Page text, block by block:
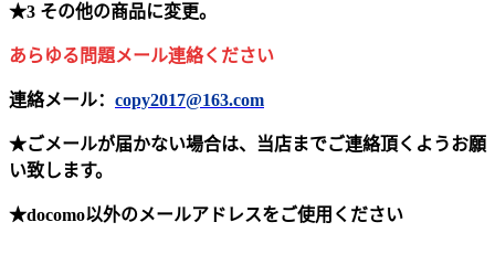
★3 その他の商品に変更。
あらゆる問題メール連絡ください
連絡メール： copy2017@163.com
★ごメールが届かない場合は、当店までご連絡頂くようお願
い致します。
★docomo以外のメールアドレスをご使用ください